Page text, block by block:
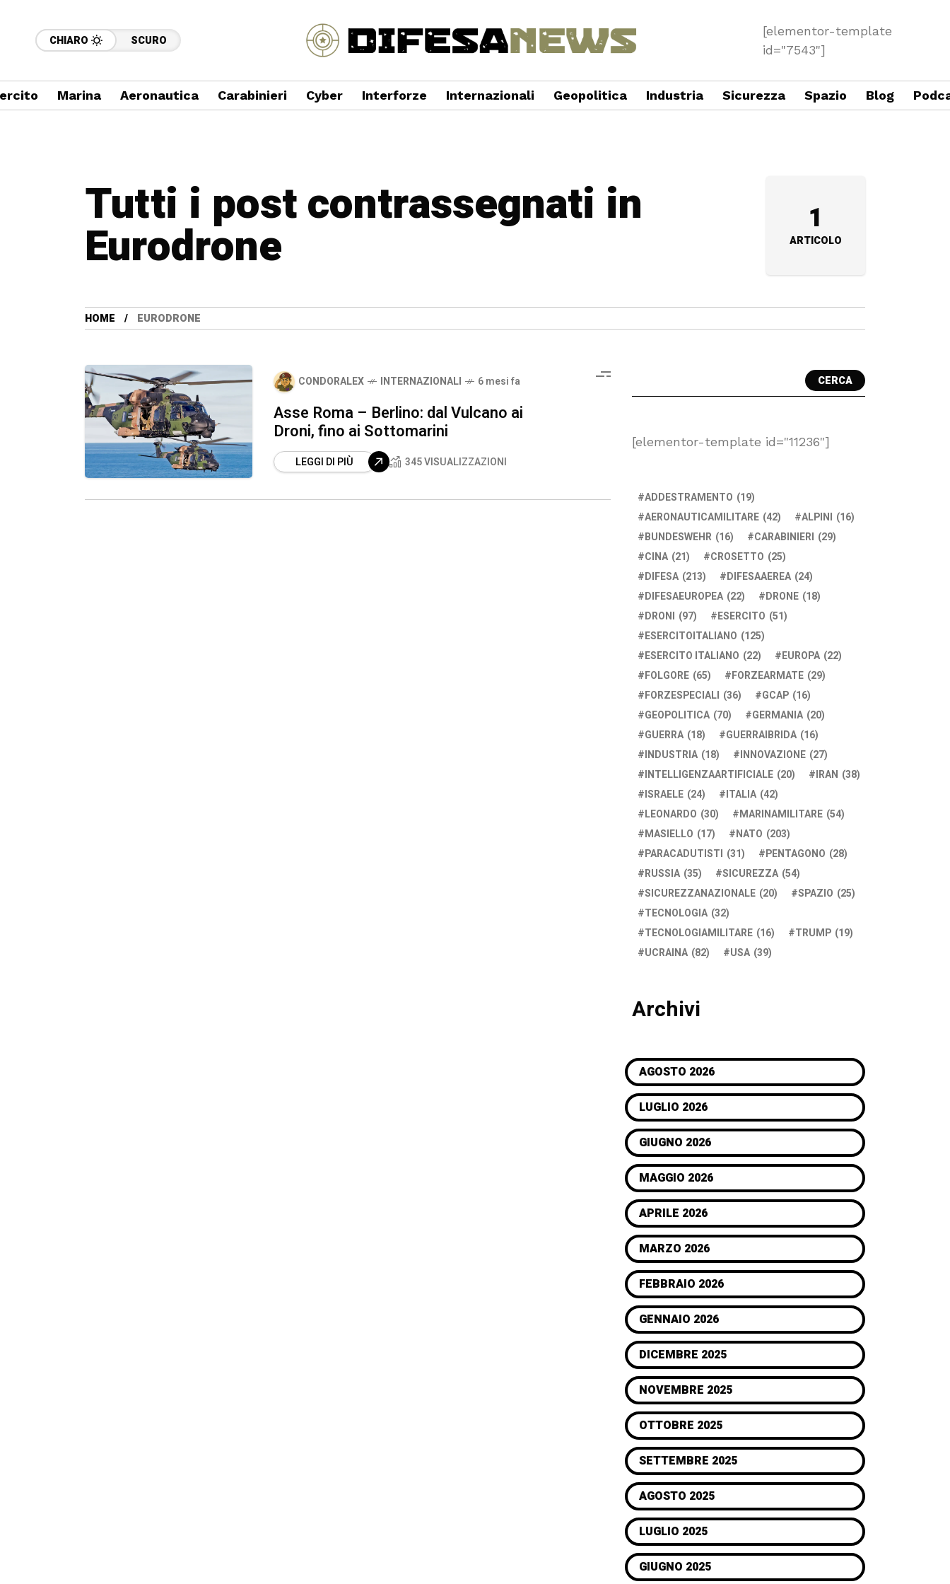
CHIARO SCURO
[elementor-template
id="7543"]
Marina Aeronautica Carabinieri Cyber Interforze Internazionali Geopolitica Industria Sicurezza Spazio Blog
Tutti i post contrassegnati in
Eurodrone 1
ARTICOLO
HOME EURODRONE
CONDORALEX INTERNAZIONALI 6 mesi fa
Asse Roma – Berlino: dal Vulcano ai
Droni, fino ai Sottomarini
LEGGI DI PIÙ 345 VISUALIZZAZIONI
CERCA
[elementor-template id="11236"]
ADDESTRAMENTO (19)
AERONAUTICAMILITARE (42) ALPINI (16)
BUNDESWEHR (16) CARABINIERI (29)
CINA (21) CROSETTO (25)
DIFESA (213) DIFESAAEREA (24)
DIFESAEUROPEA (22) DRONE (18)
DRONI (97) ESERCITO (51)
ESERCITOITALIANO (125)
ESERCITO ITALIANO (22) EUROPA (22)
FOLGORE (65) FORZEARMATE (29)
FORZESPECIALI (36) GCAP (16)
GEOPOLITICA (70) GERMANIA (20)
GUERRA (18) GUERRAIBRIDA (16)
INDUSTRIA (18) INNOVAZIONE (27)
INTELLIGENZAARTIFICIALE (20) IRAN (38)
ISRAELE (24) ITALIA (42)
LEONARDO (30) MARINAMILITARE (54)
MASIELLO (17) NATO (203)
PARACADUTISTI (31) PENTAGONO (28)
RUSSIA (35) SICUREZZA (54)
SICUREZZANAZIONALE (20) SPAZIO (25)
TECNOLOGIA (32)
TECNOLOGIAMILITARE (16) TRUMP (19)
UCRAINA (82) USA (39)
Archivi
AGOSTO 2026
LUGLIO 2026
GIUGNO 2026
MAGGIO 2026
APRILE 2026
MARZO 2026
FEBBRAIO 2026
GENNAIO 2026
DICEMBRE 2025
NOVEMBRE 2025
OTTOBRE 2025
SETTEMBRE 2025
AGOSTO 2025
LUGLIO 2025
GIUGNO 2025